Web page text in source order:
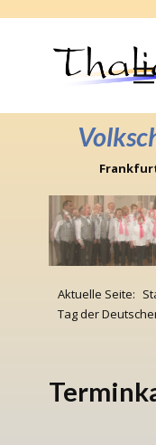
Home
Kontakte
Impressum
Aktuelle Seite:
Tag der